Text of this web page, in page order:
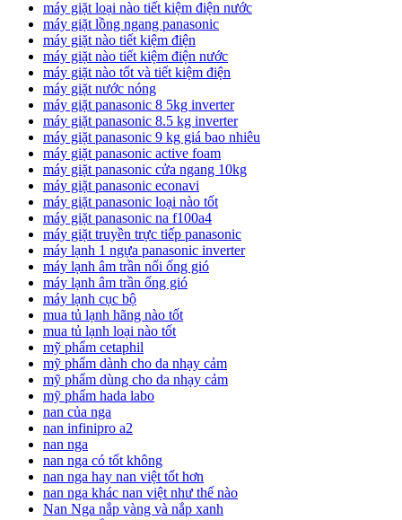
máy giặt loại nào tiết kiệm điện nước
máy giặt lồng ngang panasonic
máy giặt nào tiết kiệm điện
máy giặt nào tiết kiệm điện nước
máy giặt nào tốt và tiết kiệm điện
máy giặt nước nóng
máy giặt panasonic 8 5kg inverter
máy giặt panasonic 8.5 kg inverter
máy giặt panasonic 9 kg giá bao nhiêu
máy giặt panasonic active foam
máy giặt panasonic cửa ngang 10kg
máy giặt panasonic econavi
máy giặt panasonic loại nào tốt
máy giặt panasonic na f100a4
máy giặt truyền trực tiếp panasonic
máy lạnh 1 ngựa panasonic inverter
máy lạnh âm trần nối ống gió
máy lạnh âm trần ống gió
máy lạnh cục bộ
mua tủ lạnh hãng nào tốt
mua tủ lạnh loại nào tốt
mỹ phẩm cetaphil
mỹ phẩm dành cho da nhạy cảm
mỹ phẩm dùng cho da nhạy cảm
mỹ phẩm hada labo
nan của nga
nan infinipro a2
nan nga
nan nga có tốt không
nan nga hay nan việt tốt hơn
nan nga khác nan việt như thế nào
Nan Nga nắp vàng và nắp xanh